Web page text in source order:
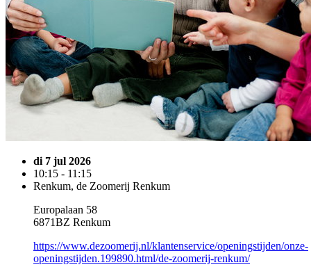
di 7 jul 2026
10:15 - 11:15
Renkum, de Zoomerij Renkum
Europalaan 58
6871BZ Renkum
https://www.dezoomerij.nl/klantenservice/openingstijden/onze-
openingstijden.199890.html/de-zoomerij-renkum/